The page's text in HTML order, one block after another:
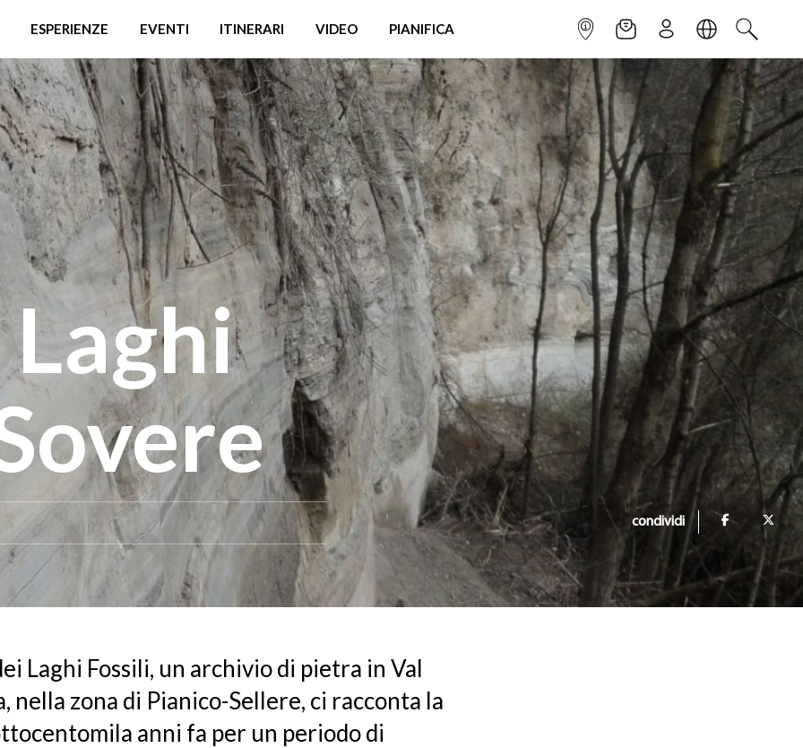
ESPERIENZE EVENTI ITINERARI VIDEO PIANIFICA INFOPOINTNEWSLETTER
ISCRIVITILINGUACERCA
condividi
Laghi Fossili, un archivio di pietra in Val
nella zona di Pianico-Sellere, ci racconta la
anni fa per un periodo di